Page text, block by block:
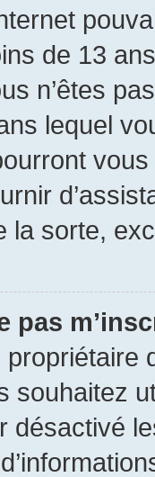
de 13
n’êtes
lequel
la sorte,
pas
souhaitez
désactivé